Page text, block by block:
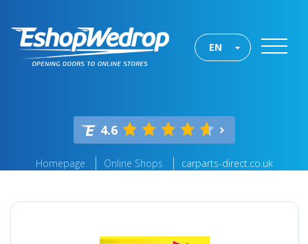
EN
4.6
Homepage Online Shops carparts-direct.co.uk